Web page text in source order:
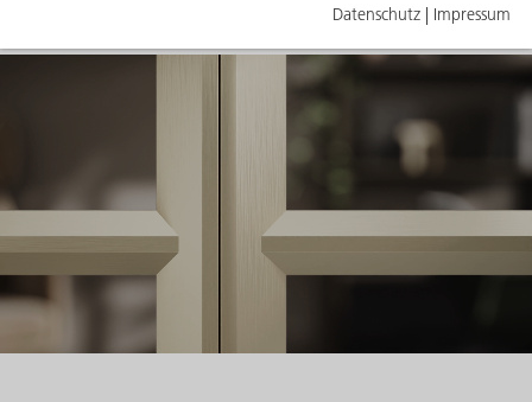
Datenschutz | Impressum